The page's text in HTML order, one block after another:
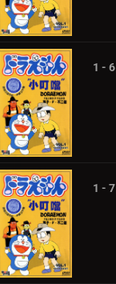
1 - 6
1 - 7